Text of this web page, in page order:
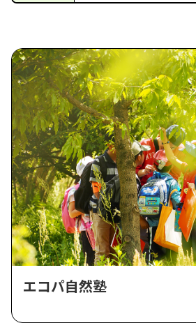
エコパ自然塾